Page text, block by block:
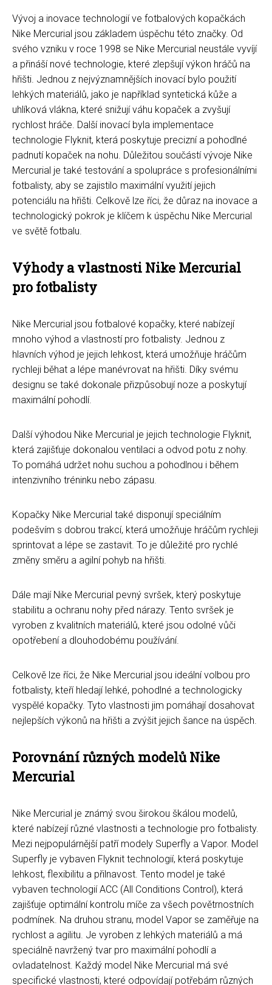
Vývoj a inovace technologií ve fotbalových kopačkách
Nike Mercurial jsou základem úspěchu této značky. Od
svého vzniku v roce 1998 se Nike Mercurial neustále vyvíjí
a přináší nové technologie, které zlepšují výkon hráčů na
hřišti. Jednou z nejvýznamnějších inovací bylo použití
lehkých materiálů, jako je například syntetická kůže a
uhlíková vlákna, které snižují váhu kopaček a zvyšují
rychlost hráče. Další inovací byla implementace
technologie Flyknit, která poskytuje precizní a pohodlné
padnutí kopaček na nohu. Důležitou součástí vývoje Nike
Mercurial je také testování a spolupráce s profesionálními
fotbalisty, aby se zajistilo maximální využití jejich
potenciálu na hřišti. Celkově lze říci, že důraz na inovace a
technologický pokrok je klíčem k úspěchu Nike Mercurial
ve světě fotbalu.
Výhody a vlastnosti Nike Mercurial
pro fotbalisty
Nike Mercurial jsou fotbalové kopačky, které nabízejí
mnoho výhod a vlastností pro fotbalisty. Jednou z
hlavních výhod je jejich lehkost, která umožňuje hráčům
rychleji běhat a lépe manévrovat na hřišti. Díky svému
designu se také dokonale přizpůsobují noze a poskytují
maximální pohodlí.
Další výhodou Nike Mercurial je jejich technologie Flyknit,
která zajišťuje dokonalou ventilaci a odvod potu z nohy.
To pomáhá udržet nohu suchou a pohodlnou i během
intenzivního tréninku nebo zápasu.
Kopačky Nike Mercurial také disponují speciálním
podešvím s dobrou trakcí, která umožňuje hráčům rychleji
sprintovat a lépe se zastavit. To je důležité pro rychlé
změny směru a agilní pohyb na hřišti.
Dále mají Nike Mercurial pevný svršek, který poskytuje
stabilitu a ochranu nohy před nárazy. Tento svršek je
vyroben z kvalitních materiálů, které jsou odolné vůči
opotřebení a dlouhodobému používání.
Celkově lze říci, že Nike Mercurial jsou ideální volbou pro
fotbalisty, kteří hledají lehké, pohodlné a technologicky
vyspělé kopačky. Tyto vlastnosti jim pomáhají dosahovat
nejlepších výkonů na hřišti a zvýšit jejich šance na úspěch.
Porovnání různých modelů Nike
Mercurial
Nike Mercurial je známý svou širokou škálou modelů,
které nabízejí různé vlastnosti a technologie pro fotbalisty.
Mezi nejpopulárnější patří modely Superfly a Vapor. Model
Superfly je vybaven Flyknit technologií, která poskytuje
lehkost, flexibilitu a přilnavost. Tento model je také
vybaven technologií ACC (All Conditions Control), která
zajišťuje optimální kontrolu míče za všech povětrnostních
podmínek. Na druhou stranu, model Vapor se zaměřuje na
rychlost a agilitu. Je vyroben z lehkých materiálů a má
speciálně navržený tvar pro maximální pohodlí a
ovladatelnost. Každý model Nike Mercurial má své
specifické vlastnosti, které odpovídají potřebám různých